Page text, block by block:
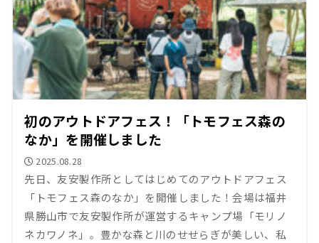
初のアウトドアフェス！「トモフェス森の
なか」を開催しました
2025.08.28
先日、友安製作所としてはじめてのアウトドアフェス
「トモフェス森のなか」を開催しました！会場は福井
県勝山市で友安製作所が運営するキャンプ場「モリノ
ネカワノネ」。豊かな森と川のせせらぎが美しい、私